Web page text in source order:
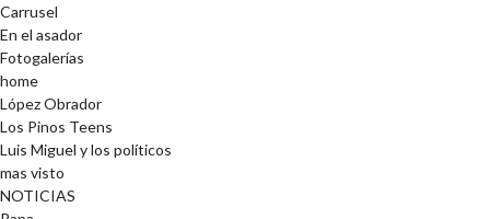
Carrusel
En el asador
Fotogalerías
home
López Obrador
Los Pinos Teens
Luis Miguel y los políticos
mas visto
NOTICIAS